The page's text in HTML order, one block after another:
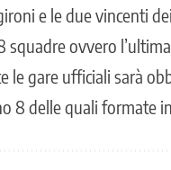
e le due vincenti
squadre ovvero
gare ufficiali sarà
8 delle quali formate